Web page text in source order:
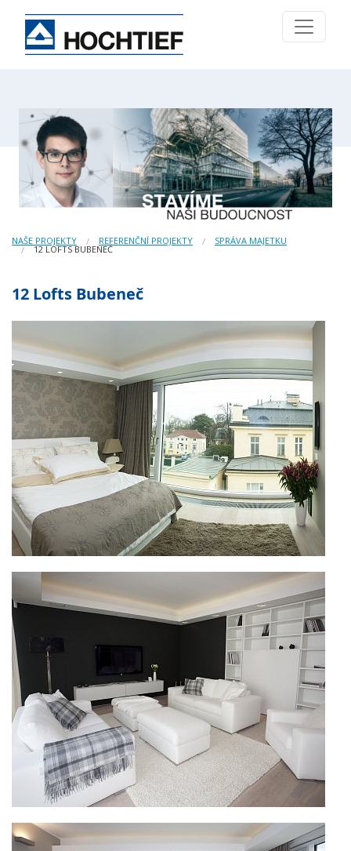
NAŠE PROJEKTY REFERENČNÍ PROJEKTY SPRÁVA MAJETKU
12 LOFTS BUBENEČ
12 Lofts Bubeneč